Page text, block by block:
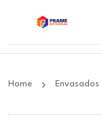
Home Envasados